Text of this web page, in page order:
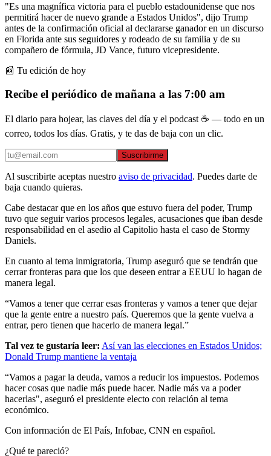
"Es una magnífica victoria para el pueblo estadounidense que nos
permitirá hacer de nuevo grande a Estados Unidos", dijo Trump
antes de la confirmación oficial al declararse ganador en un discurso
en Florida ante sus seguidores y rodeado de su familia y de su
compañero de fórmula, JD Vance, futuro vicepresidente.
📰 Tu edición de hoy
Recibe el periódico de mañana a las 7:00 am
El diario para hojear, las claves del día y el podcast ☕ — todo en un
correo, todos los días. Gratis, y te das de baja con un clic.
Suscribirme
Al suscribirte aceptas nuestro aviso de privacidad. Puedes darte de
baja cuando quieras.
Cabe destacar que en los años que estuvo fuera del poder, Trump
tuvo que seguir varios procesos legales, acusaciones que iban desde
responsabilidad en el asedio al Capitolio hasta el caso de Stormy
Daniels.
En cuanto al tema inmigratoria, Trump aseguró que se tendrán que
cerrar fronteras para que los que deseen entrar a EEUU lo hagan de
manera legal.
“Vamos a tener que cerrar esas fronteras y vamos a tener que dejar
que la gente entre a nuestro país. Queremos que la gente vuelva a
entrar, pero tienen que hacerlo de manera legal.”
Tal vez te gustaría leer: Así van las elecciones en Estados Unidos;
Donald Trump mantiene la ventaja
“Vamos a pagar la deuda, vamos a reducir los impuestos. Podemos
hacer cosas que nadie más puede hacer. Nadie más va a poder
hacerlas", aseguró el presidente electo con relación al tema
económico.
Con información de El País, Infobae, CNN en español.
¿Qué te pareció?